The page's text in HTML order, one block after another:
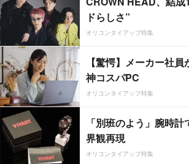
ドらしさ”
オリコンタイアップ特集
【驚愕】メーカー社員
神コスパPC
オリコンタイアップ特集
「別班のよう」腕時
界観再現
オリコンタイアップ特集